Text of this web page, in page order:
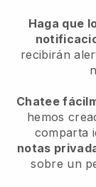
Haga que
recibirán
Chatee
hemos
comparta
notas
sobre un